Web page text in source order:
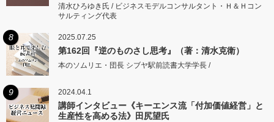
清水ひろゆき氏 / ビジネスモデルコンサルタント・Ｈ＆Ｈコン
サルティング代表
8 2025.07.25
第162回『逆のものさし思考』（著：清水克衛）
本のソムリエ・団長 シブヤ駅前読書大学学長 /
9 2024.04.1
講師インタビュー《キーエンス流「付加価値経営」と
生産性を高める法》田尻望氏